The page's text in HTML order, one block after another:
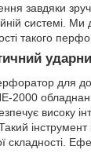
завдяки
системі.
такого
для
2000
високу
інструмент
складності.